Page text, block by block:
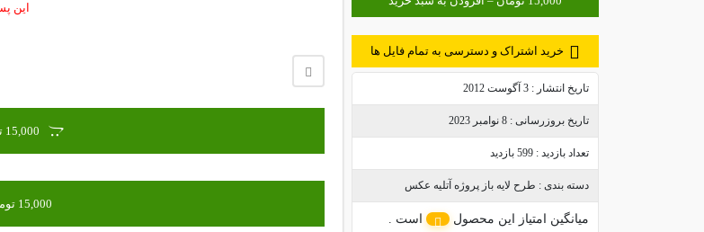
خرید اشتراک و دسترسی به تمام فایل ها
تاریخ انتشار : 3 آگوست 2012
تاریخ بروزرسانی : 8 نوامبر 2023
تعداد بازدید : 599 بازدید
دسته بندی : طرح لایه باز پروژه آتلیه عکس
میانگین امتیاز این محصول است .
این
15,000 تومان – افزودن به سبد خرید